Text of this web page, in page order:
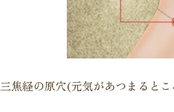
焦経の原穴(元気があつまるとこ